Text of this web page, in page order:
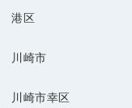
港区
川崎市
川崎市幸区